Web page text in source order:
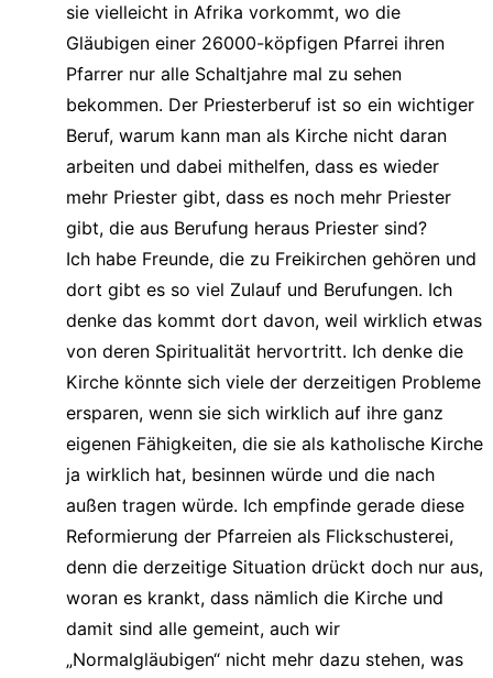
sie vielleicht in Afrika vorkommt, wo die
Gläubigen einer 26000-köpfigen Pfarrei ihren
Pfarrer nur alle Schaltjahre mal zu sehen
bekommen. Der Priesterberuf ist so ein wichtiger
Beruf, warum kann man als Kirche nicht daran
arbeiten und dabei mithelfen, dass es wieder
mehr Priester gibt, dass es noch mehr Priester
gibt, die aus Berufung heraus Priester sind?
Ich habe Freunde, die zu Freikirchen gehören und
dort gibt es so viel Zulauf und Berufungen. Ich
denke das kommt dort davon, weil wirklich etwas
von deren Spiritualität hervortritt. Ich denke die
Kirche könnte sich viele der derzeitigen Probleme
ersparen, wenn sie sich wirklich auf ihre ganz
eigenen Fähigkeiten, die sie als katholische Kirche
ja wirklich hat, besinnen würde und die nach
außen tragen würde. Ich empfinde gerade diese
Reformierung der Pfarreien als Flickschusterei,
denn die derzeitige Situation drückt doch nur aus,
woran es krankt, dass nämlich die Kirche und
damit sind alle gemeint, auch wir
„Normalgläubigen“ nicht mehr dazu stehen, was